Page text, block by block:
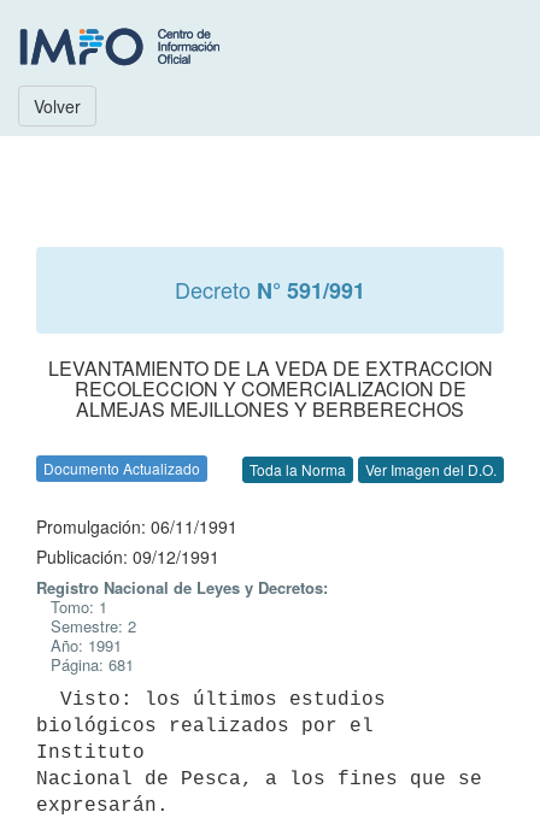
Volver
Decreto N° 591/991
LEVANTAMIENTO DE LA VEDA DE EXTRACCION
RECOLECCION Y COMERCIALIZACION DE
ALMEJAS MEJILLONES Y BERBERECHOS
Documento Actualizado Toda la Norma Ver Imagen del D.O.
Promulgación: 06/11/1991
Publicación: 09/12/1991
Registro Nacional de Leyes y Decretos:
Tomo: 1
Semestre: 2
Año: 1991
Página: 681
biológicos realizados por el
Instituto
Nacional de Pesca, a los fines que se
expresarán.